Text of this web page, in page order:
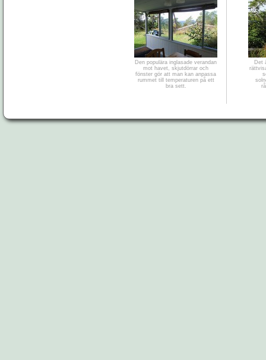
Den populära inglasade verandan
mot havet, skjutdörrar och
fönster gör att man kan anpassa
rummet till temperaturen på ett
bra sett.
Det